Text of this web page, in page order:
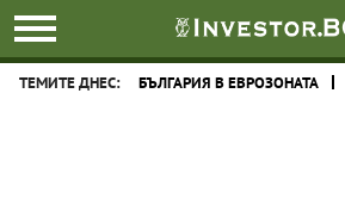
ТЕМИТЕ ДНЕС: БЪЛГАРИЯ В ЕВРОЗОНАТА